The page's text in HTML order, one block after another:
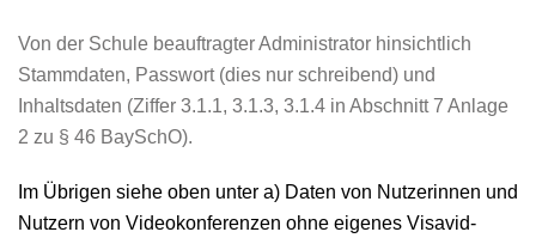
Von der Schule beauftragter Administrator hinsichtlich
Stammdaten, Passwort (dies nur schreibend) und
Inhaltsdaten (Ziffer 3.1.1, 3.1.3, 3.1.4 in Abschnitt 7 Anlage
2 zu § 46 BaySchO).
Im Übrigen siehe oben unter a) Daten von Nutzerinnen und
Nutzern von Videokonferenzen ohne eigenes Visavid-